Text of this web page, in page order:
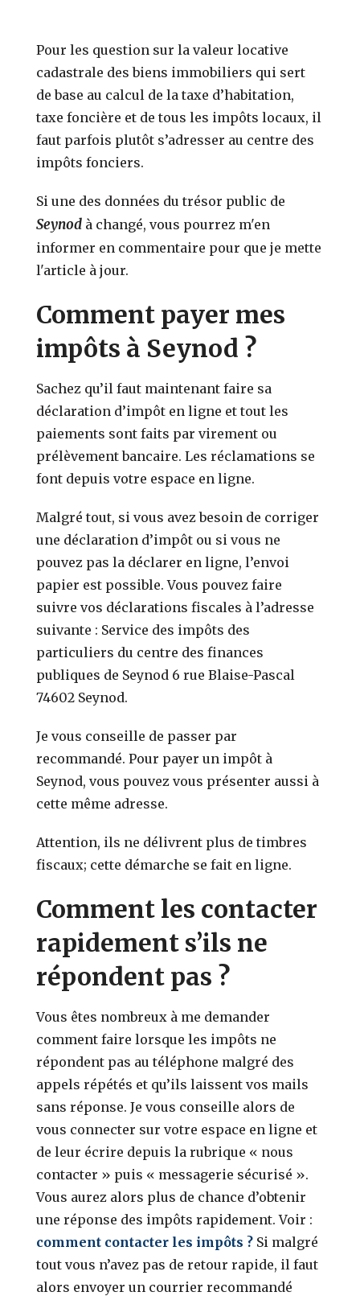
Pour les question sur la valeur locative
cadastrale des biens immobiliers qui sert
de base au calcul de la taxe d’habitation,
taxe foncière et de tous les impôts locaux, il
faut parfois plutôt s’adresser au centre des
impôts fonciers.
Si une des données du trésor public de
Seynod à changé, vous pourrez m'en
informer en commentaire pour que je mette
l'article à jour.
Comment payer mes
impôts à Seynod ?
Sachez qu’il faut maintenant faire sa
déclaration d’impôt en ligne et tout les
paiements sont faits par virement ou
prélèvement bancaire. Les réclamations se
font depuis votre espace en ligne.
Malgré tout, si vous avez besoin de corriger
une déclaration d’impôt ou si vous ne
pouvez pas la déclarer en ligne, l’envoi
papier est possible. Vous pouvez faire
suivre vos déclarations fiscales à l’adresse
suivante : Service des impôts des
particuliers du centre des finances
publiques de Seynod 6 rue Blaise-Pascal
74602 Seynod.
Je vous conseille de passer par
recommandé. Pour payer un impôt à
Seynod, vous pouvez vous présenter aussi à
cette même adresse.
Attention, ils ne délivrent plus de timbres
fiscaux; cette démarche se fait en ligne.
Comment les contacter
rapidement s’ils ne
répondent pas ?
Vous êtes nombreux à me demander
comment faire lorsque les impôts ne
répondent pas au téléphone malgré des
appels répétés et qu’ils laissent vos mails
sans réponse. Je vous conseille alors de
vous connecter sur votre espace en ligne et
de leur écrire depuis la rubrique « nous
contacter » puis « messagerie sécurisé ».
Vous aurez alors plus de chance d’obtenir
une réponse des impôts rapidement. Voir :
comment contacter les impôts ? Si malgré
tout vous n’avez pas de retour rapide, il faut
alors envoyer un courrier recommandé